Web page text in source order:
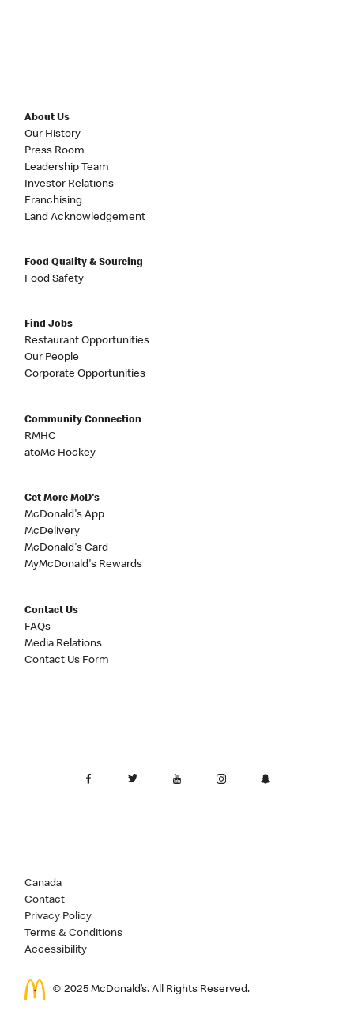
About Us
Our History
Press Room
Leadership Team
Investor Relations
Franchising
Land Acknowledgement
Food Quality & Sourcing
Food Safety
Find Jobs
Restaurant Opportunities
Our People
Corporate Opportunities
Community Connection
RMHC
atoMc Hockey
Get More McD's
McDonald's App
McDelivery
McDonald's Card
MyMcDonald's Rewards
Contact Us
FAQs
Media Relations
Contact Us Form
Canada
Contact
Privacy Policy
Terms & Conditions
Accessibility
© 2025 McDonald’s. All Rights Reserved.